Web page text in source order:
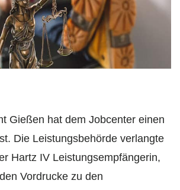
Gießen hat dem Jobcenter einen
Die Leistungsbehörde verlangte
Hartz IV Leistungsempfängerin,
Vordrucke zu den